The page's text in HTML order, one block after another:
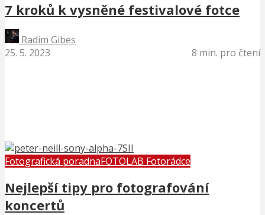
7 kroků k vysněné festivalové fotce
Radim Gibes
25. 5. 2023
8 min. pro čtení
Fotografická poradnaFOTOLAB Fotorádce
Nejlepší tipy pro fotografování
koncertů